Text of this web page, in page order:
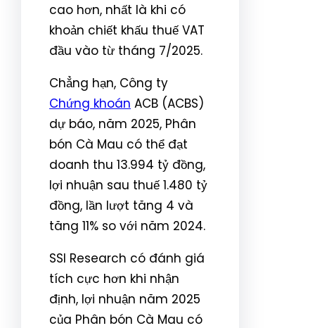
cao hơn, nhất là khi có
khoản chiết khấu thuế VAT
đầu vào từ tháng 7/2025.
Chẳng hạn, Công ty
Chứng khoán ACB (ACBS)
dự báo, năm 2025, Phân
bón Cà Mau có thể đạt
doanh thu 13.994 tỷ đồng,
lợi nhuận sau thuế 1.480 tỷ
đồng, lần lượt tăng 4 và
tăng 11% so với năm 2024.
SSI Research có đánh giá
tích cực hơn khi nhận
định, lợi nhuận năm 2025
của Phân bón Cà Mau có